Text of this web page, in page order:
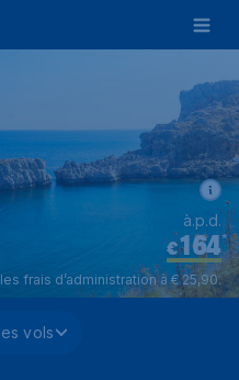
€164*
à.p.d.
frais d’administration à € 25,90.
vols